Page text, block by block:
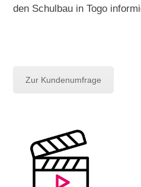
den Schulbau in Togo
Zur Kundenumfrage